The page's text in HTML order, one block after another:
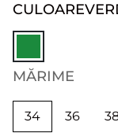
CULOARE
MĂRIME
34 36